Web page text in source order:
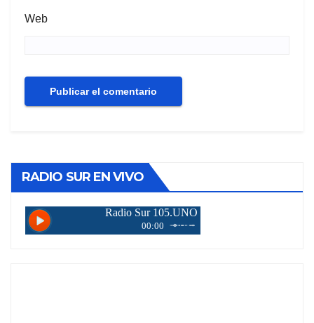
Web
RADIO SUR EN VIVO